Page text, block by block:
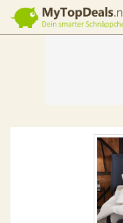
Dein smarter Schnäppchenberater